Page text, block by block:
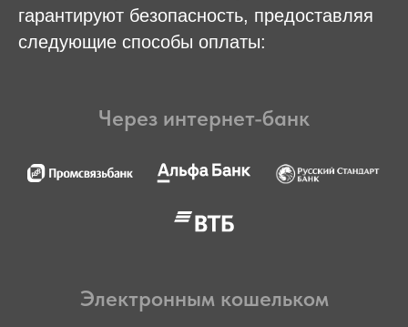
гарантируют безопасность, предоставляя
следующие способы оплаты:
Через интернет-банк
Электронным кошельком